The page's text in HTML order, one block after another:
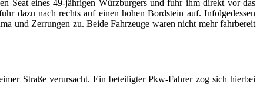
Seat eines 49-jährigen Würzburgers und fuhr ihm direkt vor das
dazu nach rechts auf einen hohen Bordstein auf. Infolgedessen
und Zerrungen zu. Beide Fahrzeuge waren nicht mehr fahrbereit
Straße verursacht. Ein beteiligter Pkw-Fahrer zog sich hierbei